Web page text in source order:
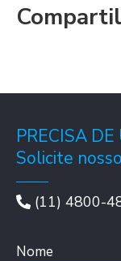
PRECISA DE
Solicite
(11) 4800-
Nome